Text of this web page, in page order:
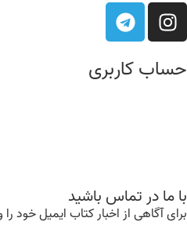
حساب کاربری
با ما در تماس باشید
برای آگاهی از اخبار کتاب ایمیل خود را